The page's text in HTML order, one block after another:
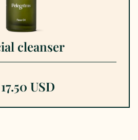
cleanser
USD